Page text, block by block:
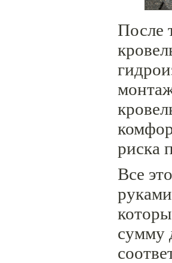
После
риска
Все
сумму